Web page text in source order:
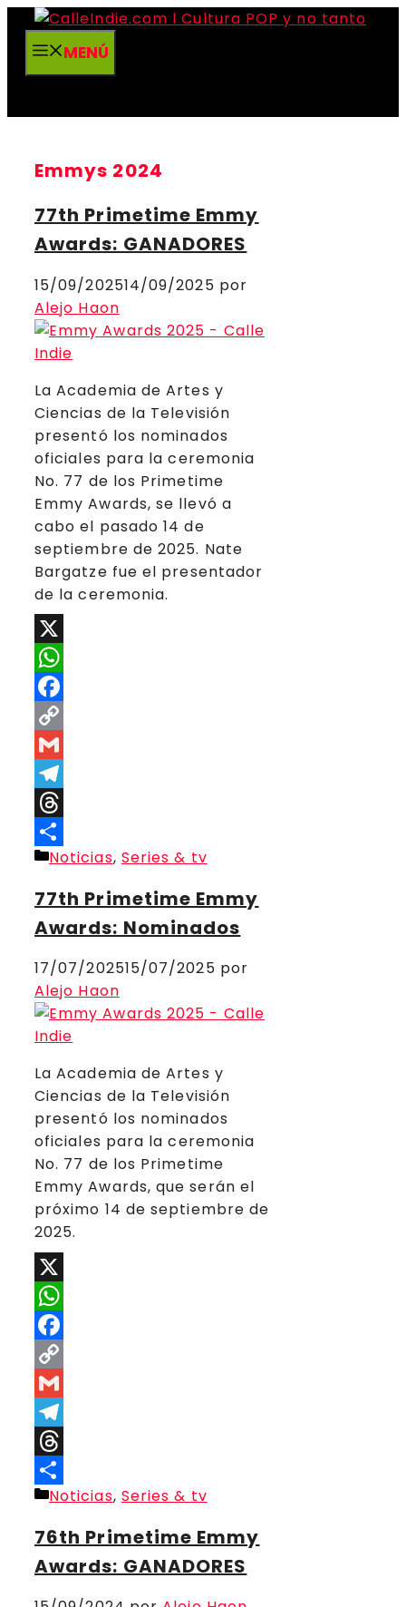
Saltar
contenidoMENÚ
Emmys 2024
77th Primetime Emmy
Awards: GANADORES
15/09/202514/09/2025 por
Alejo Haon
La Academia de Artes y
Ciencias de la Televisión
presentó los nominados
oficiales para la ceremonia
No. 77 de los Primetime
Emmy Awards, se llevó a
cabo el pasado 14 de
septiembre de 2025. Nate
Bargatze fue el presentador
de la ceremonia.
X
WhatsApp
Facebook
Copy
Link
Gmail
Telegram
Threads
Compartir
Categorías
Noticias, Series & tv
77th Primetime Emmy
Awards: Nominados
17/07/202515/07/2025 por
Alejo Haon
La Academia de Artes y
Ciencias de la Televisión
presentó los nominados
oficiales para la ceremonia
No. 77 de los Primetime
Emmy Awards, que serán el
próximo 14 de septiembre de
2025.
X
WhatsApp
Facebook
Copy
Link
Gmail
Telegram
Threads
Compartir
Categorías
Noticias, Series & tv
76th Primetime Emmy
Awards: GANADORES